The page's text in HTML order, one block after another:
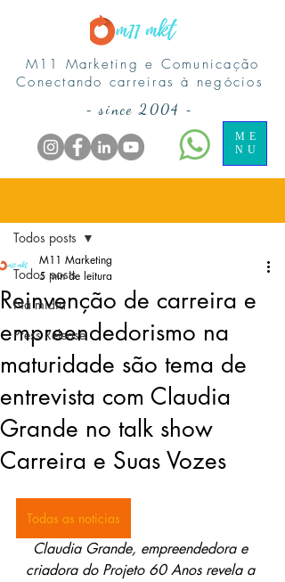
M11 Marketing e Comunicação
Conectando carreiras à negócios
ME
NU
-since 2004 -
Todos posts
Na midia
Press Release
Todos posts
Reinvenção de carreira e
empreendedorismo na
maturidade são tema de
entrevista com Claudia
Grande no talk show
Carreira e Suas Vozes
M11 Marketing
5 min de leitura
Todas as noticias
Claudia Grande, empreendedora e
criadora do Projeto 60 Anos revela a